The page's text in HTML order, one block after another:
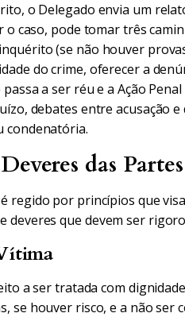
o Delegado envia um
o caso, pode tomar três
(se não houver
do crime, oferecer a
a ser réu e a Ação
debates entre acusação
condenatória.
das
regido por princípios que
deveres que devem ser
a ser tratada com
se houver risco, e a não ser